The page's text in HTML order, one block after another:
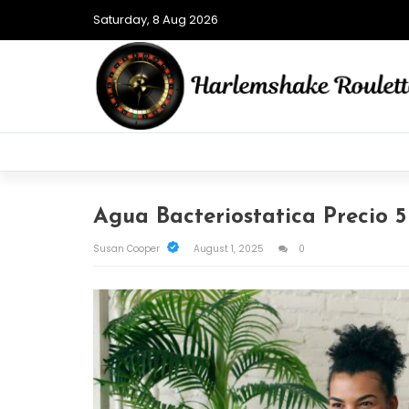
Saturday, 8 Aug 2026
Agua Bacteriostatica Precio 5
Susan Cooper August 1, 2025 0